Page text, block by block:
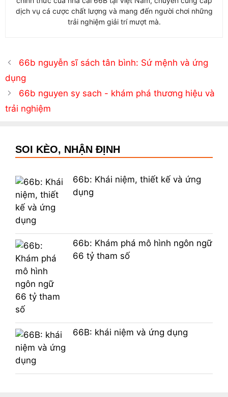
dịch vụ cá cược chất lượng và mang đến người chơi những
trải nghiệm giải trí mượt mà.
66b nguyễn sĩ sách tân bình: Sứ mệnh và ứng
dụng
66b nguyen sy sach - khám phá thương hiệu và
trải nghiệm
SOI KÈO, NHẬN ĐỊNH
66b: Khái niệm, thiết kế và ứng
dụng
66b: Khám phá mô hình ngôn ngữ
66 tỷ tham số
66B: khái niệm và ứng dụng